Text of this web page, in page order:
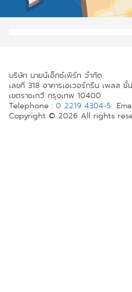
บริษัท นายน์เอ็กซ์เพิร์ท จำกัด
เลขที่ 318 อาคารเอเวอร์กรีน เพลส
เขตราชเทวี กรุงเทพ 10400
Telephone : 0 2219 4304-5
Copyright © 2026 All rights